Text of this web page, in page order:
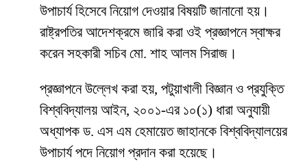
উপাচার্য হিসেবে নিয়োগ দেওয়ার বিষয়টি জানানো হয়।
রাষ্ট্রপতির আদেশক্রমে জারি করা ওই প্রজ্ঞাপনে স্বাক্ষর
করেন সহকারী সচিব মো. শাহ আলম সিরাজ।
প্রজ্ঞাপনে উল্লেখ করা হয়, পটুয়াখালী বিজ্ঞান ও প্রযুক্তি
বিশ্ববিদ্যালয় আইন, ২০০১-এর ১০(১) ধারা অনুযায়ী
অধ্যাপক ড. এস এম হেমায়েত জাহানকে বিশ্ববিদ্যালয়ের
উপাচার্য পদে নিয়োগ প্রদান করা হয়েছে।